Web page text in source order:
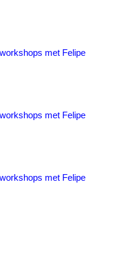
met Felipe
met Felipe
met Felipe